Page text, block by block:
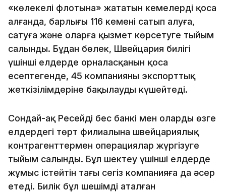
«көлеңкелі флотына» жататын кемелерді қоса
алғанда, барлығы 116 кемені сатып алуға,
сатуға және оларға қызмет көрсетуге тыйым
салынды. Бұдан бөлек, Швейцария билігі
үшінші елдерде орналасқанын қоса
есептегенде, 45 компанияның экспорттық
жеткізілімдеріне бақылауды күшейтеді.
Сондай-ақ Ресейдің бес банкі мен олардың өзге
елдердегі төрт филиалына швейцариялық
контрагенттермен операциялар жүргізуге
тыйым салынды. Бұл шектеу үшінші елдерде
жұмыс істейтін тағы сегіз компанияға да әсер
етеді. Билік бұл шешімді аталған